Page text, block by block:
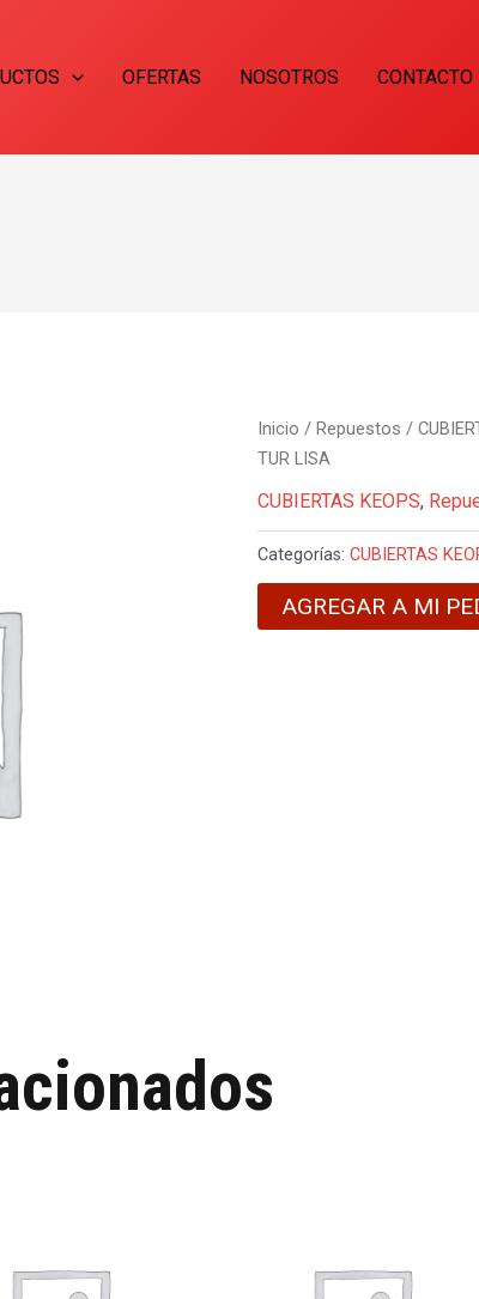
OFERTAS NOSOTROS CONTACTO
Inicio /Repuestos /
TUR LISA
CUBIERTAS KEOPS,
Categorías:CUBIERTAS
AGREGAR A MI